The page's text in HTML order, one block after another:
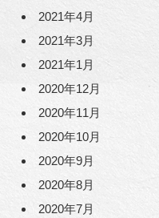
2021年4月
2021年3月
2021年1月
2020年12月
2020年11月
2020年10月
2020年9月
2020年8月
2020年7月